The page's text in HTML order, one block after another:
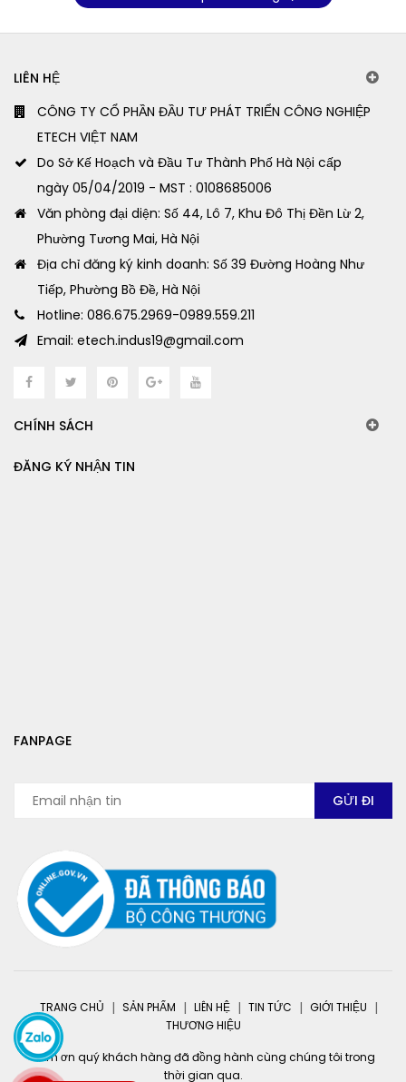
LIÊN HỆ
CÔNG TY CỔ PHẦN ĐẦU TƯ PHÁT TRIỂN CÔNG NGHIỆP
ETECH VIỆT NAM
Do Sở Kế Hoạch và Đầu Tư Thành Phố Hà Nội cấp
ngày 05/04/2019 - MST : 0108685006
Văn phòng đại diện: Số 44, Lô 7, Khu Đô Thị Đền Lừ 2,
Phường Tương Mai, Hà Nội
Địa chỉ đăng ký kinh doanh: Số 39 Đường Hoàng Như
Tiếp, Phường Bồ Đề, Hà Nội
Hotline: 086.675.2969-0989.559.211
Email: etech.indus19@gmail.com
CHÍNH SÁCH
ĐĂNG KÝ NHẬN TIN
FANPAGE
TRANG CHỦ SẢN PHẨM LIÊN HỆ TIN TỨC
GIỚI THIỆU
THƯƠNG HIỆU
Cảm ơn quý khách hàng đã đồng hành cùng chúng tôi trong
thời gian qua.